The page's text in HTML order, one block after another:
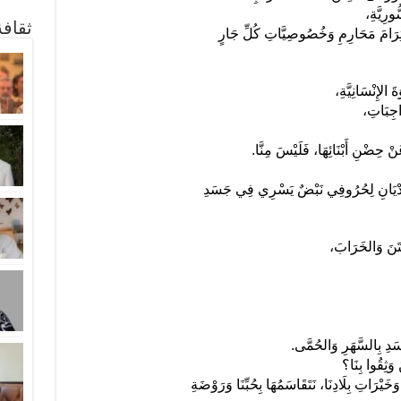
مَحَارِمِ وَخُصُوصِيَّاتِ كُلِّ جَارٍ
الإِنْسَانِيَّةِ،
حِضْنِ أَبْنَائِهَا، فَلَيْسَ مِنَّا.
لِحُرُوفِي نَبْضٌ يَسْرِي فِي جَسَدِ
وَالخَرَابَ،
بِالسَّهَرِ وَالحُمَّى.
بِنَا؟
بِلَادِنَا، نَتَقَاسَمُهَا بِحُبِّنَا وَرَوْضَةِ